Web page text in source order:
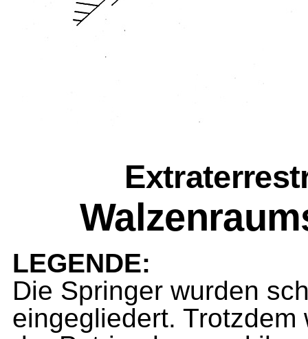
LEGENDE:
Die Springer wurden
eingegliedert.